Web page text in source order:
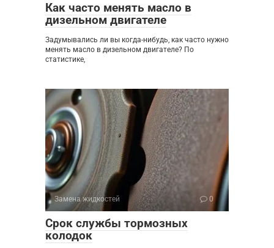
Как часто менять масло в
дизельном двигателе
Задумывались ли вы когда-нибудь, как часто нужно
менять масло в дизельном двигателе? По
статистике,
Замена жидкостей 0
Срок службы тормозных
колодок